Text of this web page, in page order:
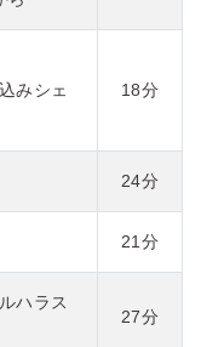
みシェ
18分
24分
21分
ハラス
27分